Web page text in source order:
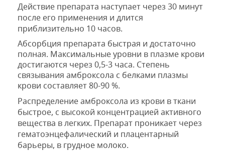
Действие препарата наступает через 30 минут
после его применения и длится
приблизительно 10 часов.
Абсорбция препарата быстрая и достаточно
полная. Максимальные уровни в плазме крови
достигаются через 0,5-3 часа. Степень
связывания амброксола с белками плазмы
крови составляет 80-90 %.
Распределение амброксола из крови в ткани
быстрое, с высокой концентрацией активного
вещества в легких. Препарат проникает через
гематоэнцефалический и плацентарный
барьеры, в грудное молоко.